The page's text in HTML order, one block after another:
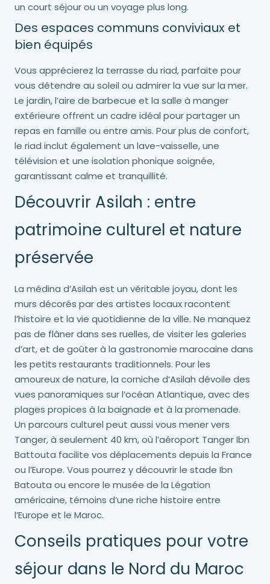
un court séjour ou un voyage plus long.
Des espaces communs conviviaux et
bien équipés
Vous apprécierez la terrasse du riad, parfaite pour
vous détendre au soleil ou admirer la vue sur la mer.
Le jardin, l’aire de barbecue et la salle à manger
extérieure offrent un cadre idéal pour partager un
repas en famille ou entre amis. Pour plus de confort,
le riad inclut également un lave-vaisselle, une
télévision et une isolation phonique soignée,
garantissant calme et tranquillité.
Découvrir Asilah : entre
patrimoine culturel et nature
préservée
La médina d’Asilah est un véritable joyau, dont les
murs décorés par des artistes locaux racontent
l’histoire et la vie quotidienne de la ville. Ne manquez
pas de flâner dans ses ruelles, de visiter les galeries
d’art, et de goûter à la gastronomie marocaine dans
les petits restaurants traditionnels. Pour les
amoureux de nature, la corniche d’Asilah dévoile des
vues panoramiques sur l’océan Atlantique, avec des
plages propices à la baignade et à la promenade.
Un parcours culturel peut aussi vous mener vers
Tanger, à seulement 40 km, où l’aéroport Tanger Ibn
Battouta facilite vos déplacements depuis la France
ou l’Europe. Vous pourrez y découvrir le stade Ibn
Batouta ou encore le musée de la Légation
américaine, témoins d’une riche histoire entre
l’Europe et le Maroc.
Conseils pratiques pour votre
séjour dans le Nord du Maroc